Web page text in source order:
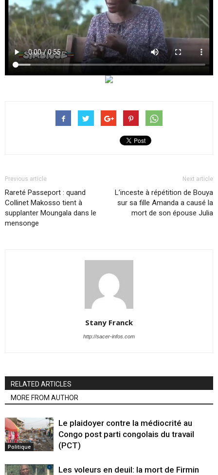
Previous article
Rareté Passeport : quand
Collinet Makosso tient à
supplanter Moungala dans le
mensonge
Next article
L’inceste à répétition de Bouya
sur sa fille Amanda a causé la
mort de son épouse Julia
Stany Franck
http://sacer-infos.com
RELATED ARTICLES
MORE FROM AUTHOR
Politique
Le plaidoyer contre la médiocrité au
Congo post parti congolais du travail
(PCT)
Les voleurs en deuil: la mort de Firmin